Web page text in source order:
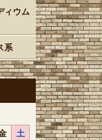
ィウム
系
土